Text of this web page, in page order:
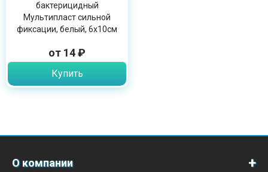
бактерицидный
Мультипласт сильной
фиксации, белый, 6х10см
от 14 ₽
Купить
О компании